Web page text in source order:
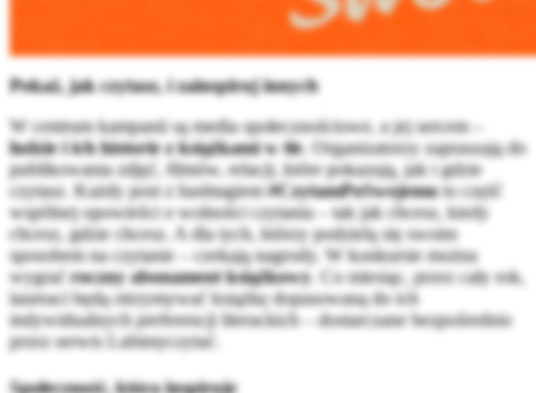
Pokaż, jak czytasz, i zainspiruj innych
W centrum kampanii są media społecznościowe, a jej sercem –
ludzie i ich historie z książkami w tle. Organizatorzy zapraszają do
publikowania zdjęć, filmów, relacji, które pokazują, jak i gdzie
czytasz. Każdy post z hashtagiem#CzytamPoSwojemuto część
wspólnej opowieści o wolności czytania – tak jak chcesz, kiedy
chcesz, gdzie chcesz. A dla tych, którzy podzielą się swoim
sposobem na czytanie – czekają nagrody. W konkursie można
wygraćroczny abonament książkowy. Co miesiąc, przez cały rok,
laureaci będą otrzymywać książkę dopasowaną do ich
indywidualnych preferencji literackich – dostarczane bezpośrednio
przez serwis Lubimyczytać.
Społeczność, która inspiruje